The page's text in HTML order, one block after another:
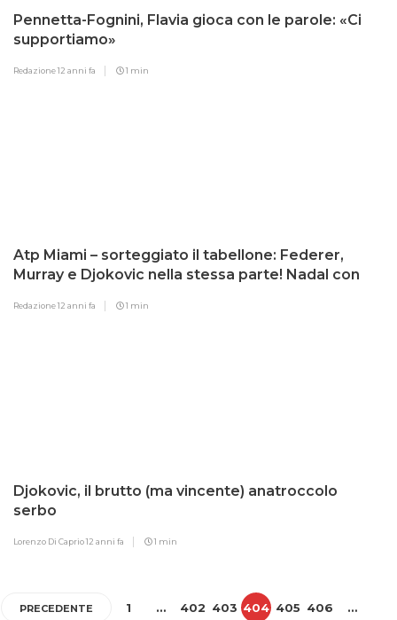
Pennetta-Fognini, Flavia gioca con le parole: «Ci
supportiamo»
Redazione12 anni fa 1 min
Atp Miami – sorteggiato il tabellone: Federer,
Murray e Djokovic nella stessa parte! Nadal con
Redazione12 anni fa 1 min
Djokovic, il brutto (ma vincente) anatroccolo
serbo
Lorenzo Di Caprio12 anni fa 1 min
PRECEDENTE 1 … 402 403 404 405 406 …